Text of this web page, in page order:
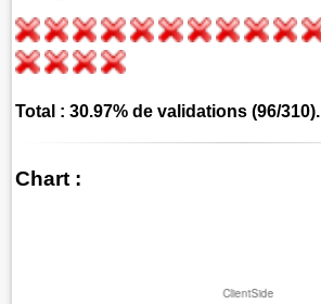
Total : 30.97% de validations (96/310).
Chart :